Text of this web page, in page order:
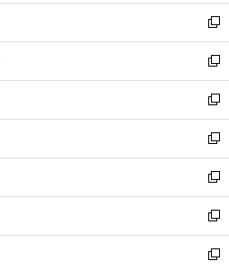
く
ウ
で
開
く
ウ
ィ
ン
ド
ウ
で
開
く
し
い
ウ
ィ
ン
ド
ウ
で
開
く
新
し
い
ウ
ィ
ン
ド
ウ
で
開
く
新
し
い
ウ
ィ
ン
ド
ウ
で
開
く
新
し
い
ウ
ィ
ン
ド
ウ
で
新
し
い
ウ
ィ
ン
ド
新
し
い
ウ
ィ
新
し
い
新